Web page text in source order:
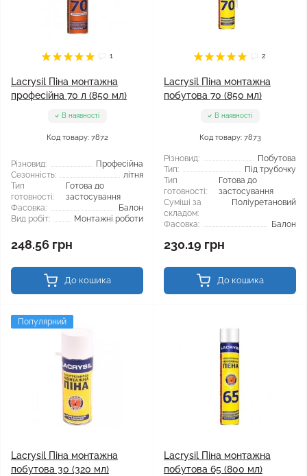
1
Lacrysil Піна монтажна
професійна 70 л (850 мл)
В наявності
Код товару: 7872
Різновид:
Професійна
Сезонність:
літня
Тип
готовності:
Готова до
застосування
Фасовка:
Балон
Вид робіт:
Монтажні роботи
248.56 грн
До кошика
2
Lacrysil Піна монтажна
побутова 70 (850 мл)
В наявності
Код товару: 7873
Різновид:
Побутова
Тип:
Під трубочку
Тип
готовності:
Готова до
застосування
Суміші за
складом:
Поліуретановий
Фасовка: Балон
230.19 грн
До кошика
Популярний
Lacrysil Піна монтажна
побутова 30 (320 мл)
Lacrysil Піна монтажна
побутова 65 (800 мл)